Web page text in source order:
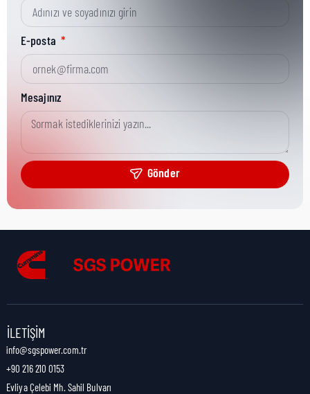
Kısa Parça No:
Ürün Grubu:
Ürün Kategorisi:
Nakliye Yüksekliği:
Nakliye Uzunluğu:
Nakliye Ağırlığı:
E-posta
Mesajınız
Gönder
İLETIŞIM
info@sgspower.com.tr
+90 216 210 0153
Evliya Çelebi Mh. Sahil Bulvarı